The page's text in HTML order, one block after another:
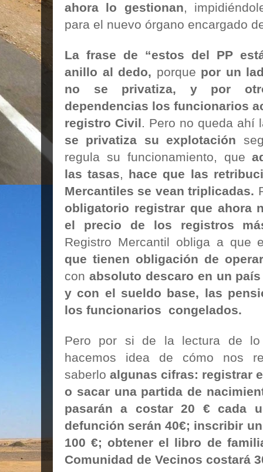
ahora lo gestionan,
para el nuevo órgano encargado
La frase de “estos del PP
anillo al dedo, porque por un
no se privatiza, y por
dependencias los funcionarios
registro Civil. Pero no queda ahí
se privatiza su explotación
regula su funcionamiento, que
las tasas, hace que las
Mercantiles se vean triplicadas.
obligatorio registrar que ahora
el precio de los registros
Registro Mercantil obliga a que
que tienen obligación de
con absoluto descaro en un
y con el sueldo base, las
los funcionarios congelados.
Pero por si de la lectura de
hacemos idea de cómo nos
saberlo algunas cifras: registrar
o sacar una partida de
pasarán a costar 20 € cada
defunción serán 40€; inscribir
100 €; obtener el libro de
Comunidad de Vecinos costará